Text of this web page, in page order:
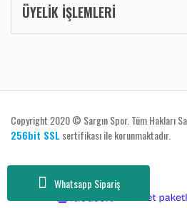
Whatsapp Sipariş
ÜYELİK İŞLEMLERİ
Copyright 2020 © Sargın Spor. Tüm Hakları
256bit SSL sertifikası ile korunmaktadır.